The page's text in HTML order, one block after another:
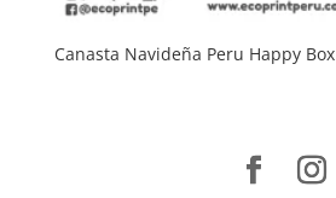
Canasta Navideña Peru Happy Box